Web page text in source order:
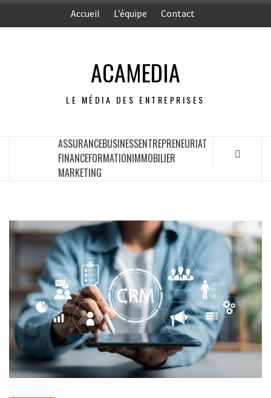
Accueil L’équipe Contact
ACAMEDIA
LE MÉDIA DES ENTREPRISES
ASSURANCEBUSINESSENTREPRENEURIAT
FINANCEFORMATIONIMMOBILIER
MARKETING